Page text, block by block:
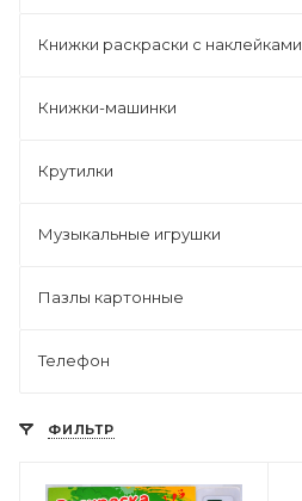
Книжки раскраски с наклейками
Книжки-машинки
Крутилки
Музыкальные игрушки
Пазлы картонные
Телефон
ФИЛЬТР